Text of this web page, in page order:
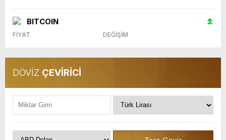
BITCOIN
FİYAT DEĞİŞİM
DÖVİZ ÇEVİRİCİ